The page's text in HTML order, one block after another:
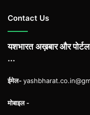
Contact Us
यशभारत अख़बार और
...
ईमेल-
मोबाइल -